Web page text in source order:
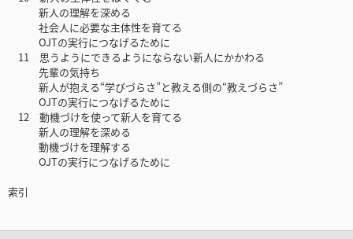
新人の理解を深める
社会人に必要な主体性を育てる
OJTの実行につなげるために
11 思うようにできるようにならない新人にかかわる
先輩の気持ち
新人が抱える“学びづらさ”と教える側の“教えづらさ”
OJTの実行につなげるために
12 動機づけを使って新人を育てる
新人の理解を深める
動機づけを理解する
OJTの実行につなげるために
索引